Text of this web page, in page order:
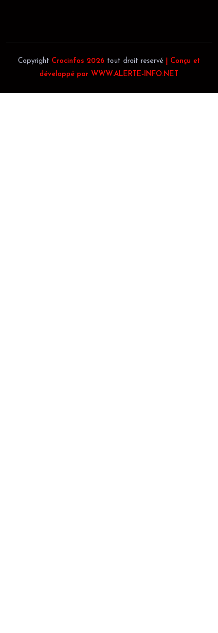
Copyright Crocinfos 2026 tout droit reservé
| Conçu et
développé par WWW.ALERTE-INFO.NET